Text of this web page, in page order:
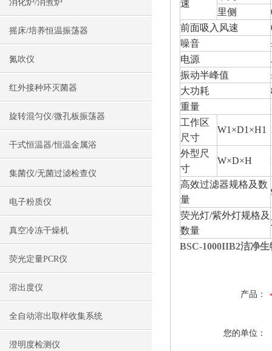
消化炉/消煮炉
摇床/培养恒温振荡器
氮吹仪
红外接种环灭菌器
旋转混匀仪/微孔板振荡器
干式恒温器/恒温金属浴
集菌仪/无菌过滤检查仪
电子粉质仪
真空冷冻干燥机
荧光定量PCR仪
溶出度仪
全自动溶出取样收集系统
澄明度检测仪
速
里侧
前面吸入风速
噪音
电源
振动半峰值
大功耗
重量
工作区
尺寸
W1×D1×H1
外型尺
寸
W×D×H
高效过滤器规格及数
量
荧光灯/紫外灯规格及
数量
BSC-1000IIB2洁净
产品：
您的单位：